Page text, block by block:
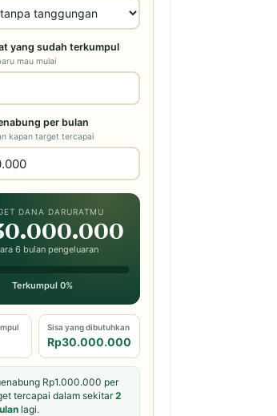
yang sudah terkumpul
mau mulai
per bulan
kapan target tercapai
DANA DARURATMU
6 bulan pengeluaran
Terkumpul 0%
Sisa yang dibutuhkan
Rp30.000.000
Rp1.000.000 per
tercapai dalam sekitar2
lagi.